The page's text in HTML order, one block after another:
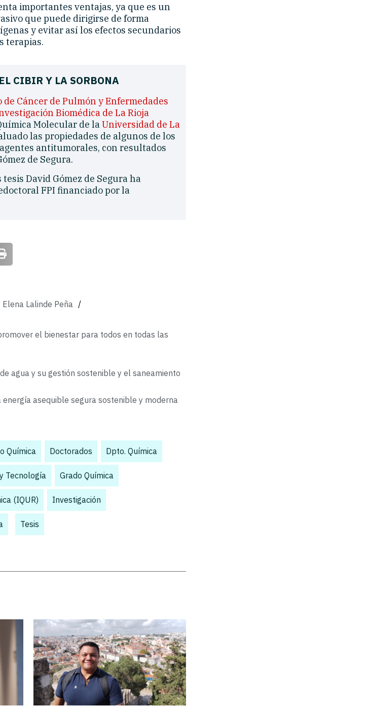
importantes ventajas, ya que es un
que puede dirigirse de forma
y evitar así los efectos secundarios
terapias.
CIBIR Y LA SORBONA
de Cáncer de Pulmón y Enfermedades
Biomédica de La Rioja
Molecular de laUniversidad de La
las propiedades de algunos de los
antitumorales, con resultados
de Segura.
David Gómez de Segura ha
FPI financiado por la
Elena Lalinde Peña /
el bienestar para todos en todas las
agua y su gestión sostenible y el saneamiento
energía asequible segura sostenible y moderna
Química Doctorados Dpto. Química
Tecnología Grado Química
(IQUR) Investigación
Tesis